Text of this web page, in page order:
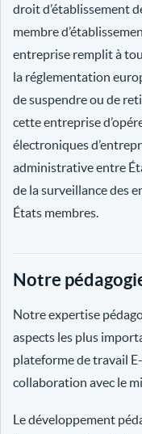
droit d’établissement
membre
entreprise remplit à
la réglementation
de suspendre ou de
cette entreprise
électroniques
administrative entre
de la surveillance des
États membres.
Notre
Notre expertise
aspects les plus
plateforme de travail
collaboration avec le
Le développement